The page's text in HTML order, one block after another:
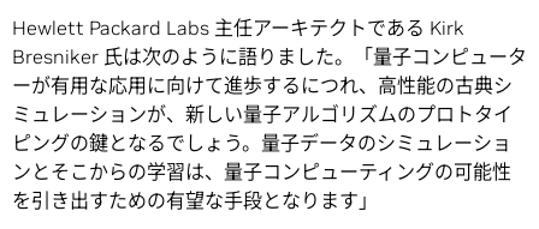
Hewlett Packard Labs 主任アーキテクトである Kirk
Bresniker 氏は次のように語りました。「量子コンピュータ
ーが有用な応用に向けて進歩するにつれ、高性能の古典シ
ミュレーションが、新しい量子アルゴリズムのプロトタイ
ピングの鍵となるでしょう。量子データのシミュレーショ
ンとそこからの学習は、量子コンピューティングの可能性
を引き出すための有望な手段となります」